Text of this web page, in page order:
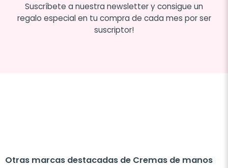
Suscríbete a nuestra newsletter y consigue un
regalo especial en tu compra de cada mes por ser
suscriptor!
Otras marcas destacadas de Cremas de manos